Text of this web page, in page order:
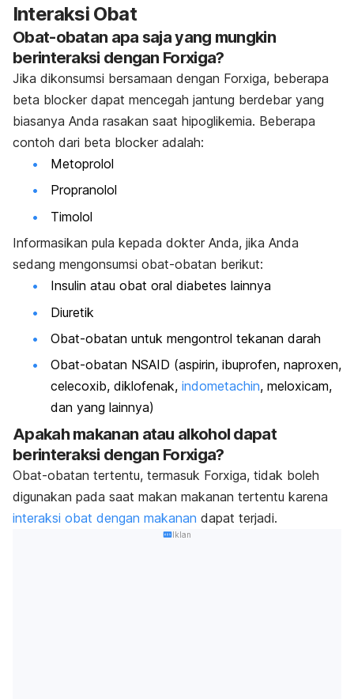
Interaksi Obat
Obat-obatan apa saja yang mungkin
berinteraksi dengan Forxiga?
Jika dikonsumsi bersamaan dengan Forxiga, beberapa
beta blocker dapat mencegah jantung berdebar yang
biasanya Anda rasakan saat hipoglikemia. Beberapa
contoh dari beta blocker adalah:
Metoprolol
Propranolol
Timolol
Informasikan pula kepada dokter Anda, jika Anda
sedang mengonsumsi obat-obatan berikut:
Insulin atau obat oral diabetes lainnya
Diuretik
Obat-obatan untuk mengontrol tekanan darah
Obat-obatan NSAID (aspirin, ibuprofen, naproxen,
celecoxib, diklofenak, indometachin, meloxicam,
dan yang lainnya)
Apakah makanan atau alkohol dapat
berinteraksi dengan Forxiga?
Obat-obatan tertentu, termasuk Forxiga, tidak boleh
digunakan pada saat makan makanan tertentu karena
interaksi obat dengan makanan dapat terjadi.
Iklan